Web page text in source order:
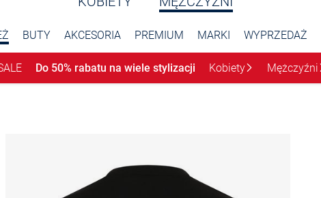
BUTY AKCESORIA PREMIUM MARKI WYPRZEDAŻ
Do 50% rabatu na wiele stylizacji Kobiety Mężczyźni